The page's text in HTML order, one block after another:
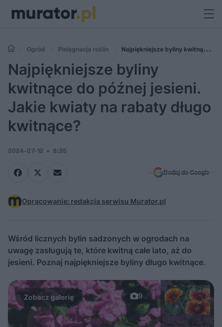
Ogród Pielęgnacja roślin
Najpiękniejsze byliny kwitnące do
późnej jesieni. Jakie kwiaty na rabaty długo kwitnące?
Najpiękniejsze byliny
kwitnące do późnej jesieni.
Jakie kwiaty na rabaty długo
kwitnące?
2024-07-12 8:35
Dodaj do Google
Opracowanie: redakcja serwisu Murator.pl
Wśród licznych bylin sadzonych w ogrodach na
uwagę zasługują te, które kwitną całe lato, aż do
jesieni. Poznaj najpiękniejsze byliny długo kwitnące.
9